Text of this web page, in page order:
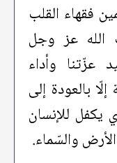
فقهاء القلب
الله عز وجل
عزّتنا وأداء
بالعودة إلى
يكفل للإنسان
والسّماء.